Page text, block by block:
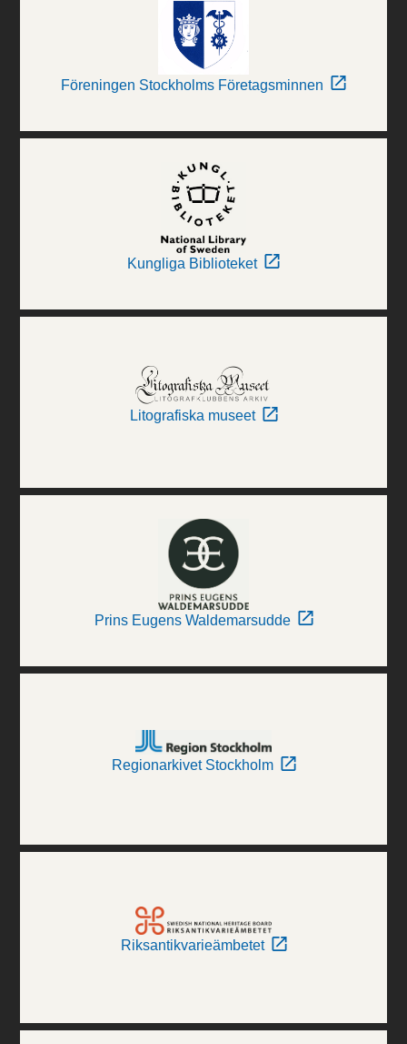
Föreningen Stockholms Företagsminnen
Kungliga Biblioteket
Litografiska museet
Prins Eugens Waldemarsudde
Regionarkivet Stockholm
Riksantikvarieämbetet